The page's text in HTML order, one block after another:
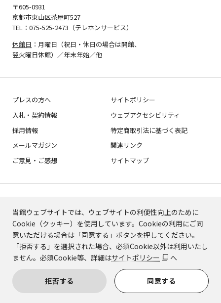
当館ウェブサイトでは、ウェブサイトの利便性向上のために
Cookie（クッキー）を使用しています。Cookieの利用にご同
意いただける場合は「同意する」ボタンを押してください。
「拒否する」を選択された場合、必須Cookie以外は利用いたし
ません。必須Cookie等、詳細はサイトポリシー へ
拒否する 同意する
〒605-0931
京都市東山区茶屋町527
TEL：075-525-2473（テレホンサービス）
休館日 ：月曜日（祝日・休日の場合は開館、
翌火曜日休館）／年末年始／他
プレスの方へ
サイトポリシー
入札・契約情報
ウェブアクセシビリティ
採用情報
特定商取引法に基づく表記
メールマガジン
関連リンク
ご意見・ご感想
サイトマップ
画像利用申請
施設利用申請
ロケーション撮影利用申請